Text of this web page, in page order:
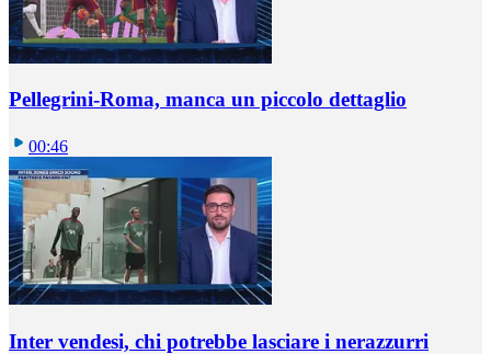
Pellegrini-Roma, manca un piccolo dettaglio
00:46
Inter vendesi, chi potrebbe lasciare i nerazzurri